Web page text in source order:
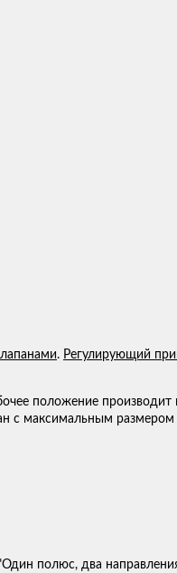
. Регулирующий
положение
с максимальным размером
полюс, два